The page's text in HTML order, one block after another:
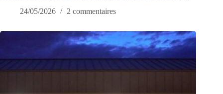
24/05/2026
2 commentaires